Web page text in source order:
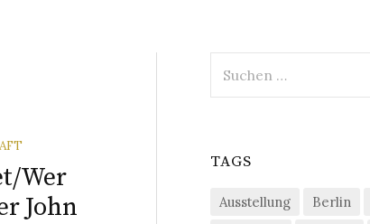
Wer
John
nach:
TAGS
Ausstellung Berlin